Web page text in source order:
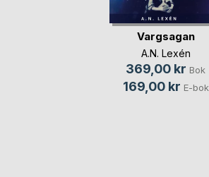
Vargsagan
A.N. Lexén
369,00 kr Bok
169,00 kr E-bok